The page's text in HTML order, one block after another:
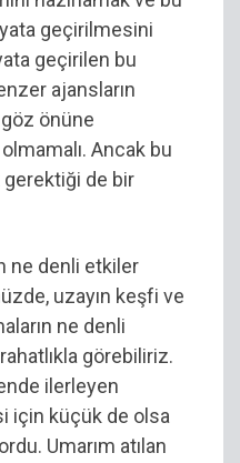
geçirilmesini
geçirilen bu
ajansların
önüne
Ancak bu
de bir
ne denli etkiler
uzayın keşfi ve
ne denli
görebiliriz.
ilerleyen
için küçük de olsa
Umarım atılan